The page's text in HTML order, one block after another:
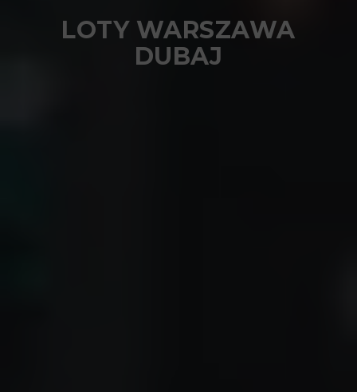
LOTY WARSZAWA
DUBAJ